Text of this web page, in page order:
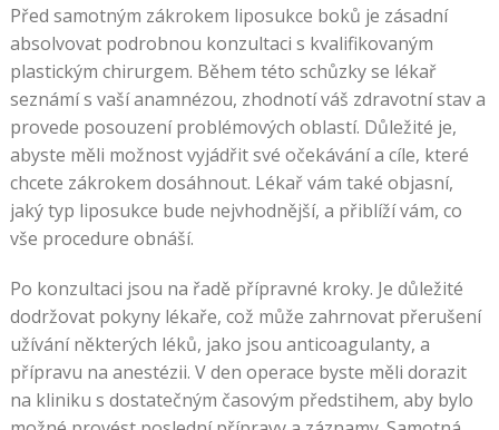
Před samotným zákrokem liposukce boků je zásadní
absolvovat podrobnou konzultaci s kvalifikovaným
plastickým chirurgem. Během této schůzky se lékař
seznámí s vaší anamnézou, zhodnotí váš zdravotní stav a
provede posouzení problémových oblastí. Důležité je,
abyste měli možnost vyjádřit své očekávání a cíle, které
chcete zákrokem dosáhnout. Lékař vám také objasní,
jaký typ liposukce bude nejvhodnější, a přiblíží vám, co
vše procedure obnáší.
Po konzultaci jsou na řadě přípravné kroky. Je důležité
dodržovat pokyny lékaře, což může zahrnovat přerušení
užívání některých léků, jako jsou anticoagulanty, a
přípravu na anestézii. V den operace byste měli dorazit
na kliniku s dostatečným časovým předstihem, aby bylo